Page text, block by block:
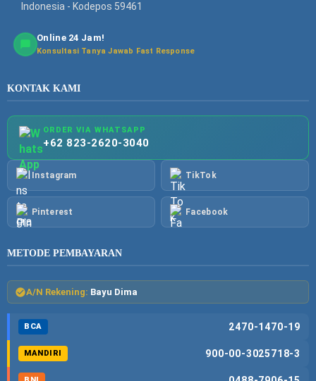
Indonesia - Kodepos 59461
Online 24 Jam!
Konsultasi Tanya Jawab Fast Response
KONTAK KAMI
ORDER VIA WHATSAPP
+62 823-2620-3040
Instagram TikTok
Pinterest Facebook
METODE PEMBAYARAN
A/N Rekening: Bayu Dima
BCA 2470-1470-19
MANDIRI 900-00-3025718-3